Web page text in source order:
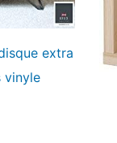
extra
vinyle